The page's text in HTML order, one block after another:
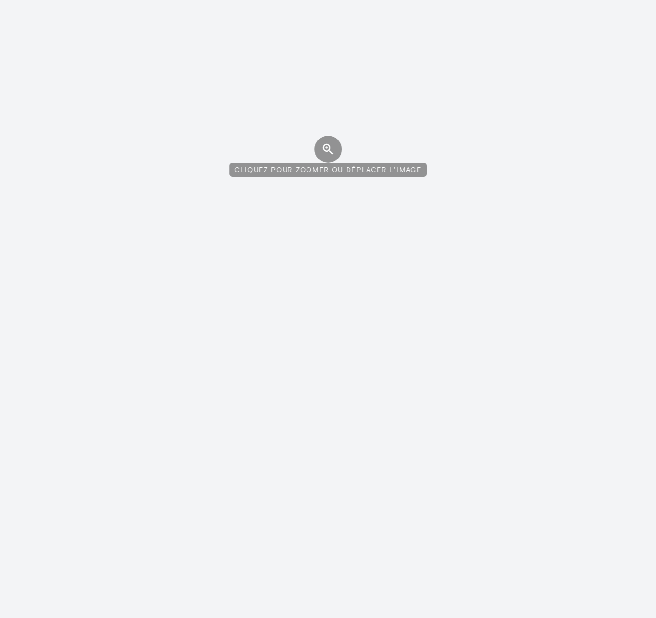
CLIQUEZ POUR ZOOMER OU DÉPLACER L'IMAGE